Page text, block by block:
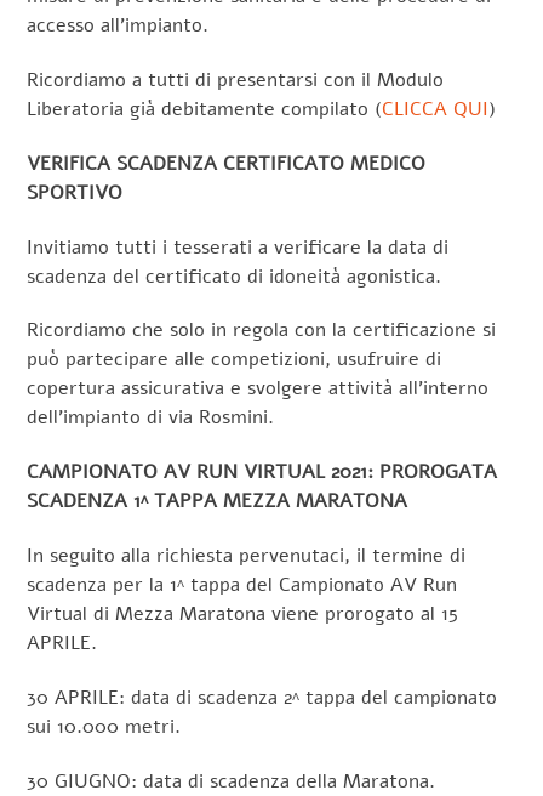
accesso all’impianto.
Ricordiamo a tutti di presentarsi con il Modulo
Liberatoria già debitamente compilato (CLICCA QUI)
VERIFICA SCADENZA CERTIFICATO MEDICO
SPORTIVO
Invitiamo tutti i tesserati a verificare la data di
scadenza del certificato di idoneità agonistica.
Ricordiamo che solo in regola con la certificazione si
può partecipare alle competizioni, usufruire di
copertura assicurativa e svolgere attività all’interno
dell’impianto di via Rosmini.
CAMPIONATO AV RUN VIRTUAL 2021: PROROGATA
SCADENZA 1^ TAPPA MEZZA MARATONA
In seguito alla richiesta pervenutaci, il termine di
scadenza per la 1^ tappa del Campionato AV Run
Virtual di Mezza Maratona viene prorogato al 15
APRILE.
30 APRILE: data di scadenza 2^ tappa del campionato
sui 10.000 metri.
30 GIUGNO: data di scadenza della Maratona.